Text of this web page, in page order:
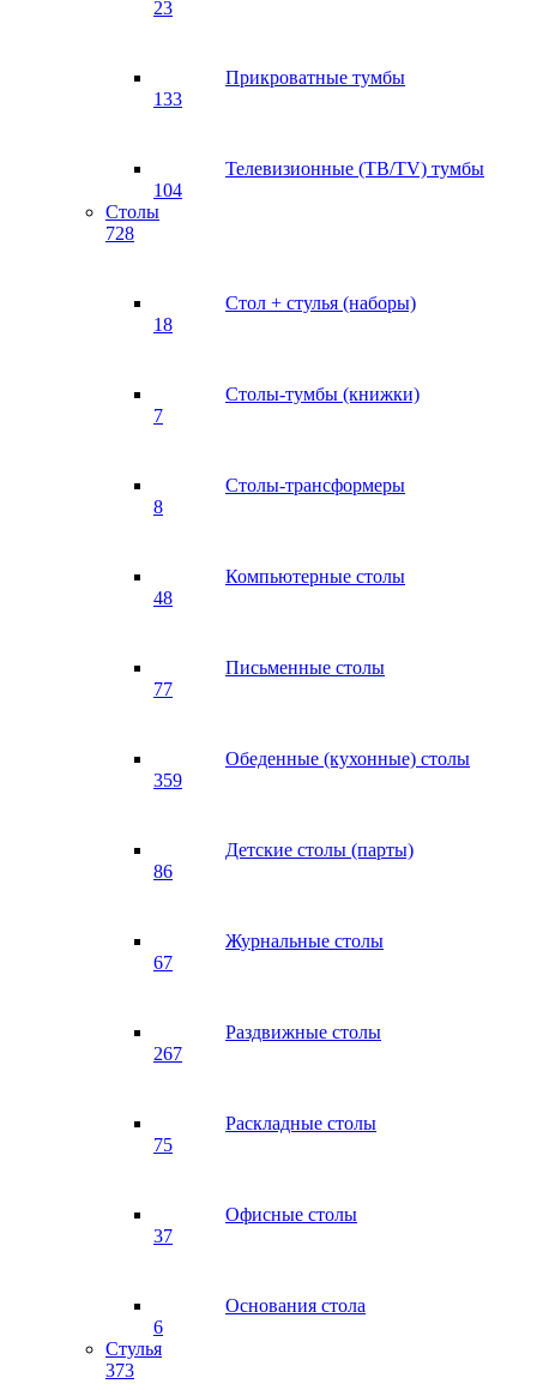
23
Прикроватные тумбы
133
Телевизионные (ТВ/TV) тумбы
104
Столы
728
Стол + стулья (наборы)
18
Столы-тумбы (книжки)
7
Столы-трансформеры
8
Компьютерные столы
48
Письменные столы
77
Обеденные (кухонные) столы
359
Детские столы (парты)
86
Журнальные столы
67
Раздвижные столы
267
Раскладные столы
75
Офисные столы
37
Основания стола
6
Стулья
373